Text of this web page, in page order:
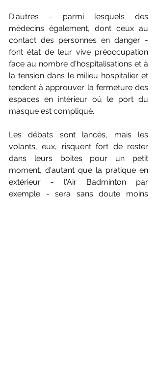
D'autres - parmi lesquels des
médecins également, dont ceux au
contact des personnes en danger -
font état de leur vive préoccupation
face au nombre d'hospitalisations et à
la tension dans le milieu hospitalier et
tendent à approuver la fermeture des
espaces en intérieur où le port du
masque est compliqué.
Les débats sont lancés, mais les
volants, eux, risquent fort de rester
dans leurs boites pour un petit
moment, d'autant que la pratique en
extérieur - l'Air Badminton par
exemple - sera sans doute moins